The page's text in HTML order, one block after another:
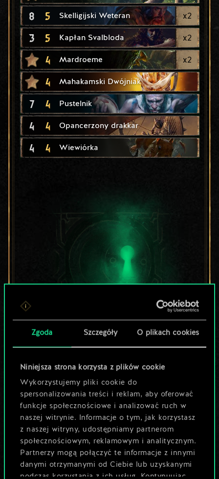
Zgoda Szczegóły O plikach cookies
Niniejsza strona korzysta z plików cookie
Wykorzystujemy pliki cookie do
spersonalizowania treści i reklam, aby oferować
funkcje społecznościowe i analizować ruch w
naszej witrynie. Informacje o tym, jak korzystasz
z naszej witryny, udostępniamy partnerom
społecznościowym, reklamowym i analitycznym.
Partnerzy mogą połączyć te informacje z innymi
danymi otrzymanymi od Ciebie lub uzyskanymi
podczas korzystania z ich usług. Kontynuując
8 5 Skelligijski Weteran x2
3 5 Kapłan Svalbloda x2
4 Mardroeme x2
4 Mahakamski Dwójniak
7 4 Pustelnik
4 4 Opancerzony drakkar
4 4 Wiewiórka
Lubisz grać tą talią?
Pomóż społeczności
odkryć jej
potencjał!
Nazwij talię i opisz swoją strategię